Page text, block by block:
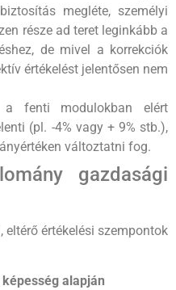
megléte, személyi
része ad teret leginkább a
de mivel a korrekciók
értékelést jelentősen nem
a fenti modulokban elért
(pl. -4% vagy + 9% stb.),
változtatni fog.
gazdasági
értékelési szempontok
alapján